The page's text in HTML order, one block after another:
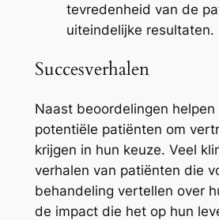
tevredenheid van de
uiteindelijke resultaten.
Succesverhalen
Naast beoordelingen helpen
potentiële patiënten om
krijgen in hun keuze. Veel
verhalen van patiënten die
behandeling vertellen over
de impact die het op hun